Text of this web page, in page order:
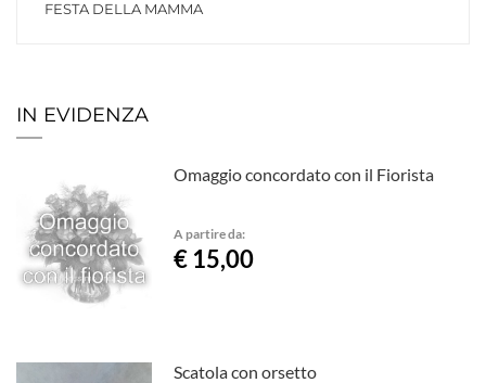
FESTA DELLA MAMMA
IN EVIDENZA
Omaggio concordato con il Fiorista
A partire da:
€ 15,00
Scatola con orsetto